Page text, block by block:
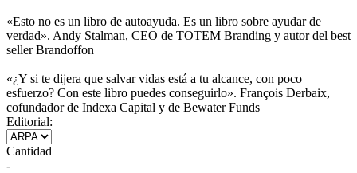
«Esto no es un libro de autoayuda. Es un libro sobre ayudar de
verdad». Andy Stalman, CEO de TOTEM Branding y autor del best
seller Brandoffon
«¿Y si te dijera que salvar vidas está a tu alcance, con poco
esfuerzo? Con este libro puedes conseguirlo». François Derbaix,
cofundador de Indexa Capital y de Bewater Funds
Editorial:
Cantidad
-